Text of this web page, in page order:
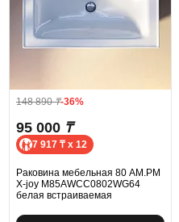
148 890₸-36%
95 000 ₸
7 917 ₸ x 12
Раковина мебельная 80 AM.PM
X-joy M85AWCC0802WG64
белая встраиваемая